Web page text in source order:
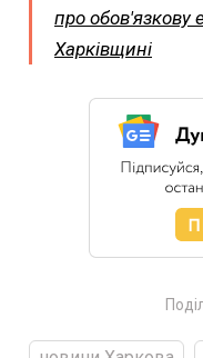
про обов'язкову
Харківщині